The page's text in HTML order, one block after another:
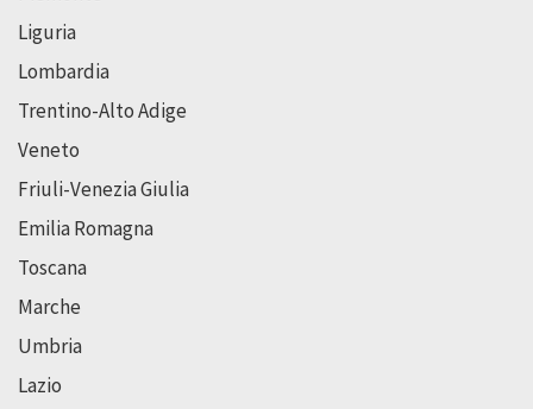
Liguria
Lombardia
Trentino-Alto Adige
Veneto
Friuli-Venezia Giulia
Emilia Romagna
Toscana
Marche
Umbria
Lazio